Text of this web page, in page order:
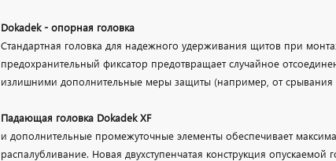
Dokadek - опорная головка
Стандартная головка для надежного удерживания щитов при
предохранительный фиксатор предотвращает случайное
излишними дополнительные меры защиты (например, от срывания
Падающая головка Dokadek XF
и дополнительные промежуточные элементы обеспечивает
распалубливание. Новая двухступенчатая конструкция опускаемой